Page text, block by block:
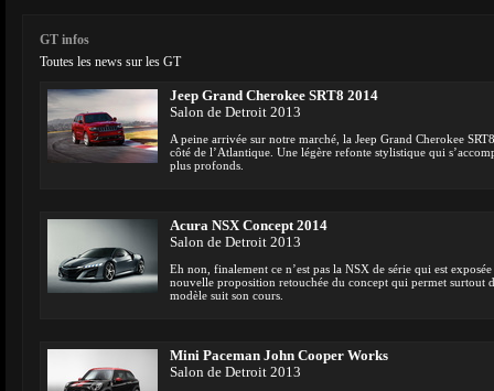
GT infos
Toutes les news sur les GT
Jeep Grand Cherokee SRT8 2014
Salon de Detroit 2013
A peine arrivée sur notre marché, la Jeep Grand Cherokee
côté de l’Atlantique. Une légère refonte stylistique qui
plus profonds.
Acura NSX Concept 2014
Salon de Detroit 2013
Eh non, finalement ce n’est pas la NSX de série qui est
nouvelle proposition retouchée du concept qui permet surtout
modèle suit son cours.
Mini Paceman John Cooper Works
Salon de Detroit 2013